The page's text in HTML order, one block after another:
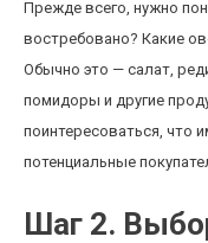
Прежде всего, нужно
востребовано? Какие
Обычно это — салат,
помидоры и другие
поинтересоваться, что
потенциальные
Шаг 2.